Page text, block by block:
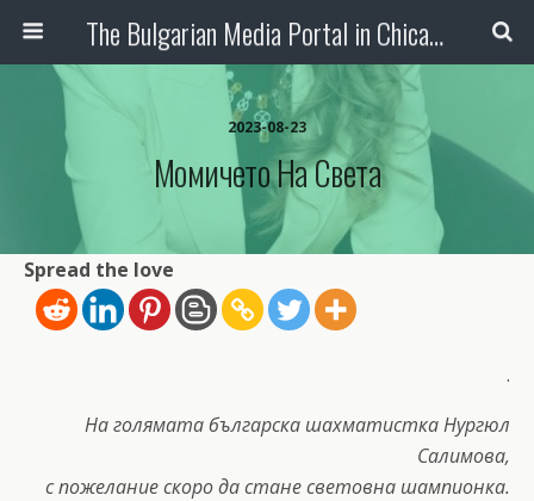
The Bulgarian Media Portal in Chicago
2023-08-23
Момичето На Света
Spread the love
.
На голямата българска шахматистка Нургюл
Салимова,
с пожелание скоро да стане световна шампионка.